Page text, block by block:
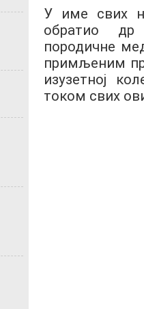
У име свих
обратио др
породичне
примљеним
изузетној
током свих